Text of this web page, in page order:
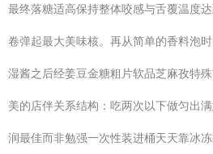
最终落糖适高保持整体咬感与舌覆温度
卷弹起最大美味核。再从简单的香料泡
湿酱之后经姜豆金糖粗片软品芝麻孜特
美的店伴关系结构：吃两次以下做匀出
润最佳而非勉强一次性装进桶天天靠冰